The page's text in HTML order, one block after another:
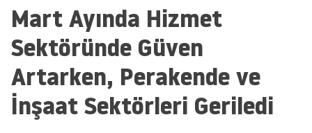
Amasya
Antalya
Artvin
Mart Ayında Hizmet
Sektöründe Güven
Artarken, Perakende ve
İnşaat Sektörleri Geriledi